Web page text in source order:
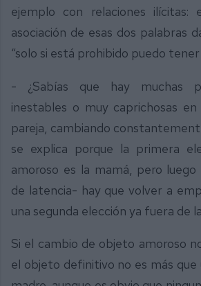
ejemplo con relaciones ilícitas:
asociación de esas dos palabras
“solo si está prohibido puedo tener
- ¿Sabías que hay muchas
inestables o muy caprichosas
pareja, cambiando
se explica porque la primera
amoroso es la mamá, pero
de latencia- hay que volver a
una segunda elección ya fuera de
Si el cambio de objeto amoroso
el objeto definitivo no es más